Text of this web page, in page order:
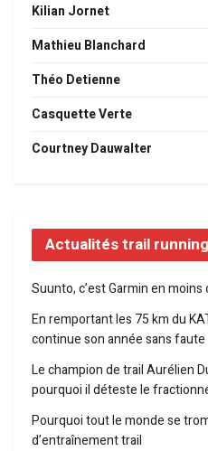
Kilian Jornet
Mathieu Blanchard
Théo Detienne
Casquette Verte
Courtney Dauwalter
Actualités trail running
Suunto, c’est Garmin en moins
En remportant les 75 km du
continue son année sans faute
Le champion de trail Aurélien
pourquoi il déteste le
Pourquoi tout le monde se
d’entraînement trail